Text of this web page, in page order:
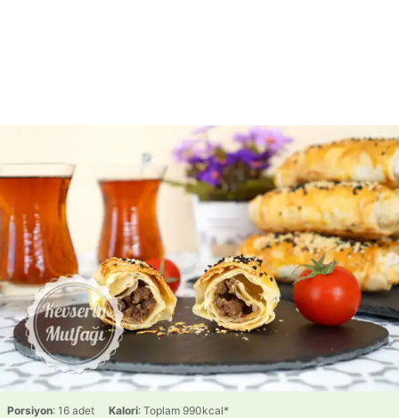
Porsiyon: 16 adet Kalori: Toplam 990kcal*